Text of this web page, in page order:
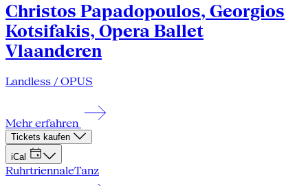
Christos Papadopoulos, Georgios
Kotsifakis, Opera Ballet
Vlaanderen
Landless / OPUS
Mehr erfahren
Tickets kaufen
iCal
RuhrtriennaleTanz